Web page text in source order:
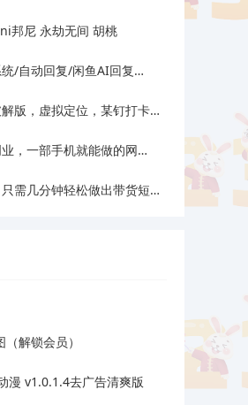
邦尼 永劫无间 胡桃
动回复/闲鱼AI回复系统源码
版，虚拟定位，某钉打卡利器
的网盘拉新“神级赛道”玩法，简单粗暴月入10000+
出带货短视频，一部手机批量做出精品视频，月入万元
解锁会员）
漫 v1.0.1.4去广告清爽版